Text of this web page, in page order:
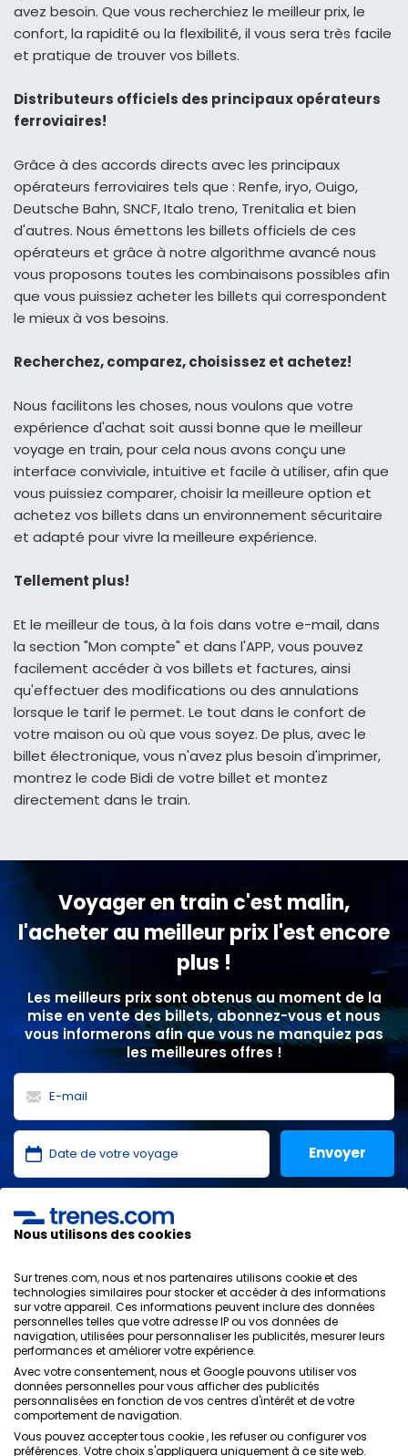
avez besoin. Que vous recherchiez le meilleur prix, le
confort, la rapidité ou la flexibilité, il vous sera très facile
et pratique de trouver vos billets.
Distributeurs officiels des principaux opérateurs
ferroviaires!
Grâce à des accords directs avec les principaux
opérateurs ferroviaires tels que : Renfe, iryo, Ouigo,
Deutsche Bahn, SNCF, Italo treno, Trenitalia et bien
d'autres. Nous émettons les billets officiels de ces
opérateurs et grâce à notre algorithme avancé nous
vous proposons toutes les combinaisons possibles afin
que vous puissiez acheter les billets qui correspondent
le mieux à vos besoins.
Recherchez, comparez, choisissez et achetez!
Nous facilitons les choses, nous voulons que votre
expérience d'achat soit aussi bonne que le meilleur
voyage en train, pour cela nous avons conçu une
interface conviviale, intuitive et facile à utiliser, afin que
vous puissiez comparer, choisir la meilleure option et
achetez vos billets dans un environnement sécuritaire
et adapté pour vivre la meilleure expérience.
Tellement plus!
Et le meilleur de tous, à la fois dans votre e-mail, dans
la section "Mon compte" et dans l'APP, vous pouvez
facilement accéder à vos billets et factures, ainsi
qu'effectuer des modifications ou des annulations
lorsque le tarif le permet. Le tout dans le confort de
votre maison ou où que vous soyez. De plus, avec le
billet électronique, vous n'avez plus besoin d'imprimer,
montrez le code Bidi de votre billet et montez
directement dans le train.
Voyager en train c'est malin,
l'acheter au meilleur prix l'est encore
plus !
Les meilleurs prix sont obtenus au moment de la
mise en vente des billets, abonnez-vous et nous
vous informerons afin que vous ne manquiez pas
les meilleures offres !
J'ai lu et j'accepte les
protection des données,
Politique de confidentialité
Conditions générales
Politique des Cookies
Politique de sécurité
Avis légal
Nous utilisons des cookies
Sur trenes.com, nous et nos partenaires utilisons cookie et des
technologies similaires pour stocker et accéder à des informations
sur votre appareil. Ces informations peuvent inclure des données
personnelles telles que votre adresse IP ou vos données de
navigation, utilisées pour personnaliser les publicités, mesurer leurs
performances et améliorer votre expérience.
Avec votre consentement, nous et Google pouvons utiliser vos
données personnelles pour vous afficher des publicités
personnalisées en fonction de vos centres d'intérêt et de votre
comportement de navigation.
Vous pouvez accepter tous cookie , les refuser ou configurer vos
préférences. Votre choix s'appliquera uniquement à ce site web.